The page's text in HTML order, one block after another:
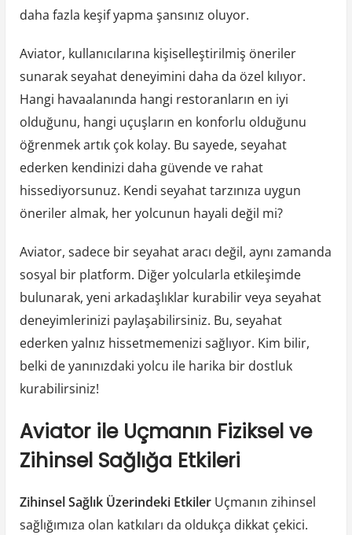
daha fazla keşif yapma şansınız oluyor.
Aviator, kullanıcılarına kişiselleştirilmiş öneriler
sunarak seyahat deneyimini daha da özel kılıyor.
Hangi havaalanında hangi restoranların en iyi
olduğunu, hangi uçuşların en konforlu olduğunu
öğrenmek artık çok kolay. Bu sayede, seyahat
ederken kendinizi daha güvende ve rahat
hissediyorsunuz. Kendi seyahat tarzınıza uygun
öneriler almak, her yolcunun hayali değil mi?
Aviator, sadece bir seyahat aracı değil, aynı zamanda
sosyal bir platform. Diğer yolcularla etkileşimde
bulunarak, yeni arkadaşlıklar kurabilir veya seyahat
deneyimlerinizi paylaşabilirsiniz. Bu, seyahat
ederken yalnız hissetmemenizi sağlıyor. Kim bilir,
belki de yanınızdaki yolcu ile harika bir dostluk
kurabilirsiniz!
Aviator ile Uçmanın Fiziksel ve
Zihinsel Sağlığa Etkileri
Zihinsel Sağlık Üzerindeki EtkilerUçmanın zihinsel
sağlığımıza olan katkıları da oldukça dikkat çekici.